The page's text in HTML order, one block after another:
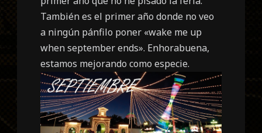
También es el primer año donde no veo
a ningún pánfilo poner «wake me up
when september ends». Enhorabuena,
estamos mejorando como especie.